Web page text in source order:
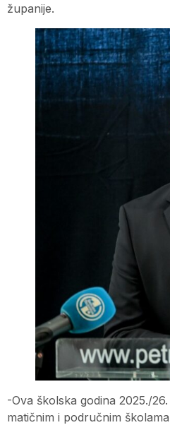
županije.
-Ova školska godina 2025./
matičnim i područnim